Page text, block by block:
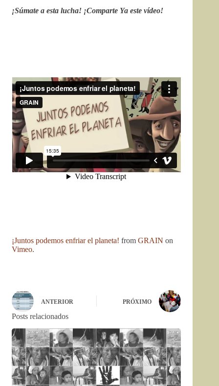
¡Súmate a esta lucha! ¡Comparte Ya este vídeo!
¡Juntos podemos enfriar el planeta! from GRAIN on
Vimeo.
ANTERIOR PRÓXIMO
Posts relacionados